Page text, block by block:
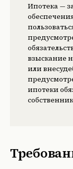
Ипотека —
взыскание
или
ипотеки